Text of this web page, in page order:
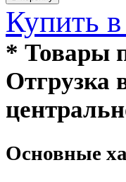
Купить
* Товары
Отгрузка
Основные